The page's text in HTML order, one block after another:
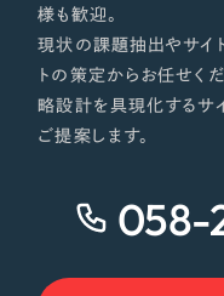
様も歓迎。
現状の課題抽出やサイ
トの策定からお任せく
略設計を具現化するサ
ご提案します。
058-